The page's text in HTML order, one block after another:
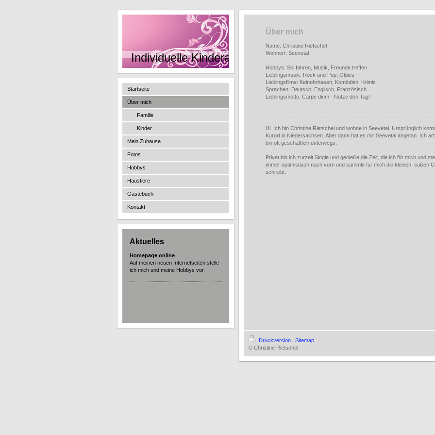
Individuelle Kinderaccessoires
Startseite
Über mich
Familie
Kinder
Mein Zuhause
Fotos
Hobbys
Haustiere
Gästebuch
Kontakt
Aktuelles
Homepage online
Auf meinen neuen Internetseiten stelle
ich mich und meine Hobbys vor.
Über mich
Name: Christine Rietschel
Wohnort: Seevetal
Hobbys: Ski fahren, Musik, Freunde treffen
Lieblingsmusik: Rock und Pop, Oldies
Lieblingsfilme: Keinohrhasen, Komödien, Krimis
Sprachen: Deutsch, Englisch, Französisch
Lieblingsmotto: Carpe diem - Nutze den Tag!
Hi. Ich bin Christine Rietschel und wohne in Seevetal. Ursprünglich
Kurort in Niedersachsen. Aber dann hat es mir Seevetal angetan. Ich
bin oft geschäftlich unterwegs.
Privat bin ich zurzeit Single und genieße die Zeit, die ich für mich und
immer optimistisch nach vorn und sammle für mich die kleinen, süßen
schreibt.
Druckversion | Sitemap
© Christine Rietschel